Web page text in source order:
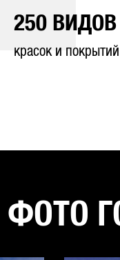
250 ВИДОВ
красок и покрытий
ФОТО